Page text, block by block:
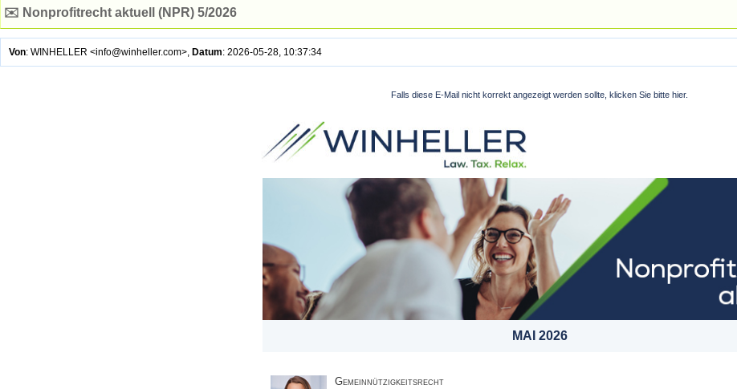
✉️ Nonprofitrecht aktuell (NPR) 5/2026
Von: WINHELLER <info@winheller.com>, Datum: 2026-05-28, 10:37:34